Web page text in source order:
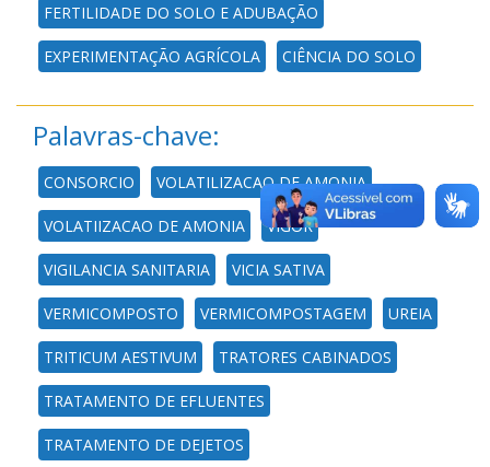
FERTILIDADE DO SOLO E ADUBAÇÃO
EXPERIMENTAÇÃO AGRÍCOLA CIÊNCIA DO SOLO
Palavras-chave:
CONSORCIO VOLATILIZACAO DE AMONIA
VOLATIIZACAO DE AMONIA VIGOR
VIGILANCIA SANITARIA VICIA SATIVA
VERMICOMPOSTO VERMICOMPOSTAGEM UREIA
TRITICUM AESTIVUM TRATORES CABINADOS
TRATAMENTO DE EFLUENTES
TRATAMENTO DE DEJETOS